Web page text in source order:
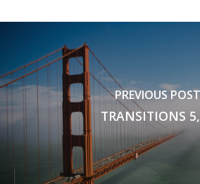
PREVIOUS POST
TRANSITIONS